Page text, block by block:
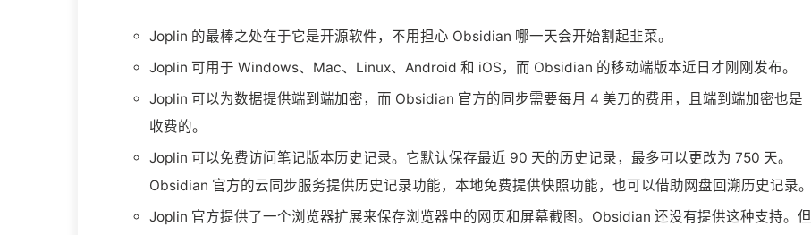
Joplin 的最棒之处在于它是开源软件，不用担心 Obsidian 哪一天会开始割起韭菜。
Joplin 可用于 Windows、Mac、Linux、Android 和 iOS，而 Obsidian 的移动端版本近日才刚刚发布。
Joplin 可以为数据提供端到端加密，而 Obsidian 官方的同步需要每月 4 美刀的费用，且端到端加密也是
收费的。
Joplin 可以免费访问笔记版本历史记录。它默认保存最近 90 天的历史记录，最多可以更改为 750 天。
Obsidian 官方的云同步服务提供历史记录功能，本地免费提供快照功能，也可以借助网盘回溯历史记录。
Joplin 官方提供了一个浏览器扩展来保存浏览器中的网页和屏幕截图。Obsidian 还没有提供这种支持。但